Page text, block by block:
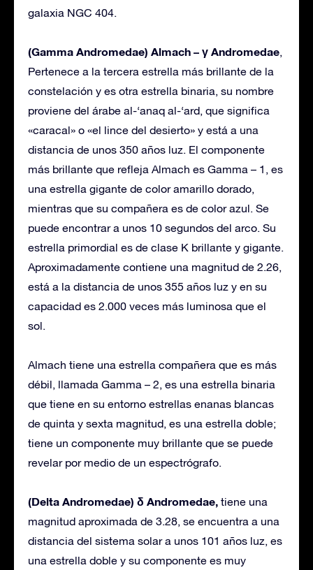
galaxia NGC 404.
(Gamma Andromedae) Almach – γ Andromedae,
Pertenece a la tercera estrella más brillante de la
constelación y es otra estrella binaria, su nombre
proviene del árabe al-‘anaq al-‘ard, que significa
«caracal» o «el lince del desierto» y está a una
distancia de unos 350 años luz. El componente
más brillante que refleja Almach es Gamma – 1, es
una estrella gigante de color amarillo dorado,
mientras que su compañera es de color azul. Se
puede encontrar a unos 10 segundos del arco. Su
estrella primordial es de clase K brillante y gigante.
Aproximadamente contiene una magnitud de 2.26,
está a la distancia de unos 355 años luz y en su
capacidad es 2.000 veces más luminosa que el
sol.
Almach tiene una estrella compañera que es más
débil, llamada Gamma – 2, es una estrella binaria
que tiene en su entorno estrellas enanas blancas
de quinta y sexta magnitud, es una estrella doble;
tiene un componente muy brillante que se puede
revelar por medio de un espectrógrafo.
(Delta Andromedae) δ Andromedae, tiene una
magnitud aproximada de 3.28, se encuentra a una
distancia del sistema solar a unos 101 años luz, es
una estrella doble y su componente es muy